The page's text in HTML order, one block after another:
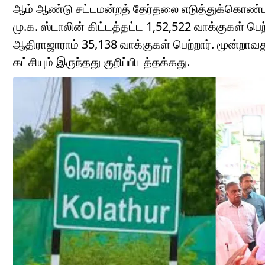
ஆம் ஆண்டு சட்டமன்றத் தேர்தலை
மு.க. ஸ்டாலின் கிட்டத்தட்ட 1,52,522 வாக்குகள்
ஆதிராஜாராம் 35,138 வாக்குகள் பெற்றார்.
கட்சியும் இருந்தது குறிப்பிடத்தக்கது.